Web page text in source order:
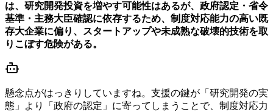
は、研究開発投資を増やす可能性はあるが、政府認定・省令
基準・主務大臣確認に依存するため、制度対応能力の高い既
存大企業に偏り、スタートアップや未成熟な破壊的技術を取
りこぼす危険がある。
懸念点がはっきりしていますね。支援の鍵が「研究開発の実
態」より「政府の認定」に寄ってしまうことで、制度対応力